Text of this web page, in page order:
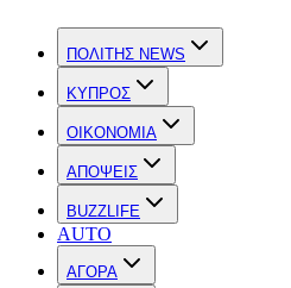
ΠΟΛΙΤΗΣ NEWS
ΚΥΠΡΟΣ
OIKONOMIA
ΑΠΟΨΕΙΣ
BUZZLIFE
AUTO
ΑΓΟΡΑ